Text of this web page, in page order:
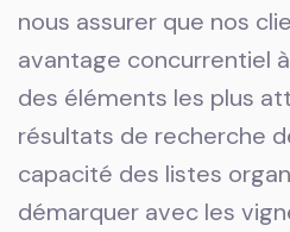
nous assurer que nos
avantage concurrentiel
des éléments les plus
résultats de recherche
capacité des listes
démarquer avec les